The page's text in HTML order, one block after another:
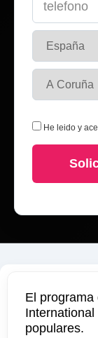
He leido y
El programa
populares.